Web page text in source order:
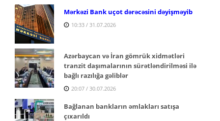
Mərkəzi Bank uçot dərəcəsini dəyişməyib
10:33 / 31.07.2026
Azərbaycan və İran gömrük xidmətləri
tranzit daşımalarının sürətləndirilməsi ilə
bağlı razılığa gəliblər
20:07 / 30.07.2026
Bağlanan bankların əmlakları satışa
çıxarıldı